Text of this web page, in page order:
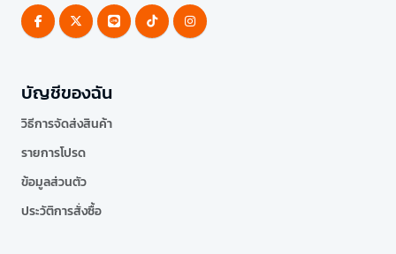
บัญชีของฉัน
วิธีการจัดส่งสินค้า
รายการโปรด
ข้อมูลส่วนตัว
ประวัติการสั่งซื้อ